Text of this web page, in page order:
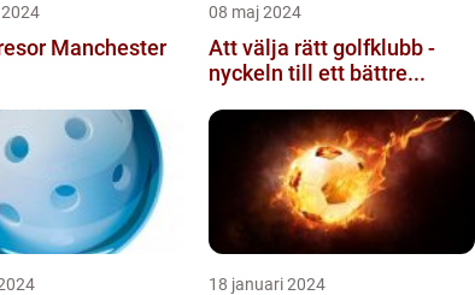
Manchester
08 maj 2024
Att välja rätt golfklubb -
nyckeln till ett bättre...
18 januari 2024